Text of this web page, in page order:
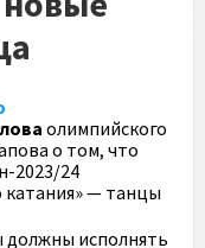
олимпийского
о том, что
2023/24
— танцы
должны исполнять